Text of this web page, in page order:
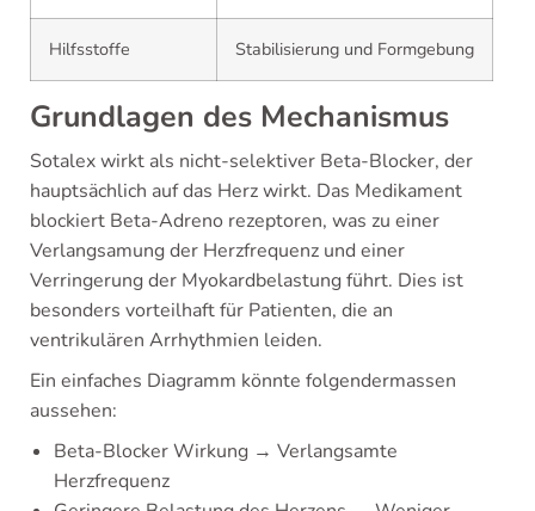
Hilfsstoffe Stabilisierung und Formgebung
Grundlagen des Mechanismus
Sotalex wirkt als nicht-selektiver Beta-Blocker, der
hauptsächlich auf das Herz wirkt. Das Medikament
blockiert Beta-Adreno rezeptoren, was zu einer
Verlangsamung der Herzfrequenz und einer
Verringerung der Myokardbelastung führt. Dies ist
besonders vorteilhaft für Patienten, die an
ventrikulären Arrhythmien leiden.
Ein einfaches Diagramm könnte folgendermassen
aussehen:
Beta-Blocker Wirkung → Verlangsamte
Herzfrequenz